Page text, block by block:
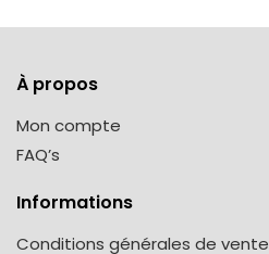
À propos
Mon compte
FAQ’s
Informations
Conditions générales de vente